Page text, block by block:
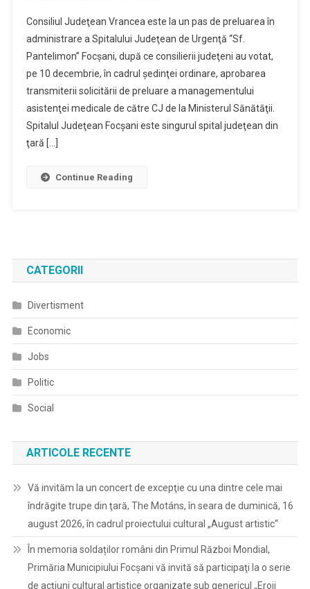
Consiliul Judeţean Vrancea este la un pas de preluarea în
administrare a Spitalului Judeţean de Urgenţă “Sf.
Pantelimon” Focşani, după ce consilierii judeţeni au votat,
pe 10 decembrie, în cadrul şedinţei ordinare, aprobarea
transmiterii solicitării de preluare a managementului
asistenţei medicale de către CJ de la Ministerul Sănătăţii.
Spitalul Judeţean Focşani este singurul spital judeţean din
ţară […]
Continue Reading
CATEGORII
Divertisment
Economic
Jobs
Politic
Social
ARTICOLE RECENTE
Vă invităm la un concert de excepţie cu una dintre cele mai
îndrăgite trupe din ţară, The Motáns, în seara de duminică, 16
august 2026, în cadrul proiectului cultural „August artistic“
În memoria soldaților români din Primul Război Mondial,
Primăria Municipiului Focșani vă invită să participaţi la o serie
de acţiuni cultural artistice organizate sub genericul „Eroii